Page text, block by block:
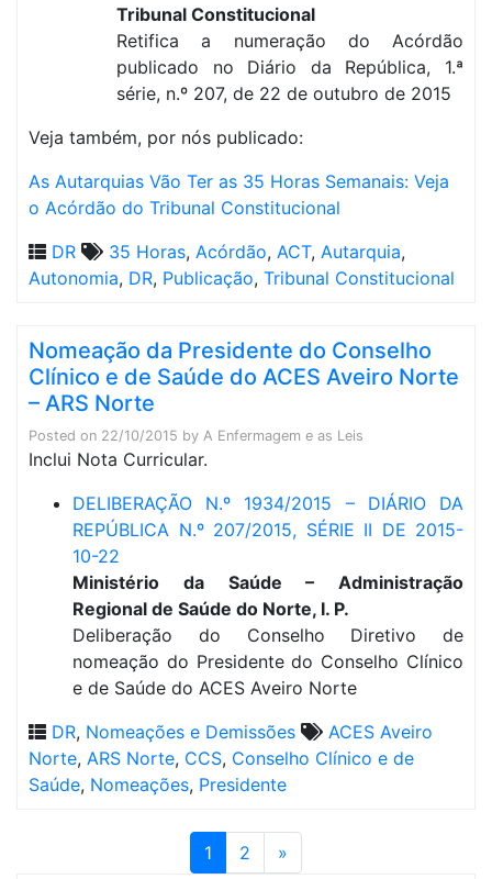
Tribunal Constitucional
Retifica a numeração do Acórdão
publicado no Diário da República, 1.ª
série, n.º 207, de 22 de outubro de 2015
Veja também, por nós publicado:
As Autarquias Vão Ter as 35 Horas Semanais: Veja
o Acórdão do Tribunal Constitucional
DR
35 Horas, Acórdão, ACT, Autarquia,
Autonomia, DR, Publicação, Tribunal Constitucional
Nomeação da Presidente do Conselho
Clínico e de Saúde do ACES Aveiro Norte
– ARS Norte
Posted on 22/10/2015 by A Enfermagem e as Leis
Inclui Nota Curricular.
DELIBERAÇÃO N.º 1934/2015 – DIÁRIO DA
REPÚBLICA N.º 207/2015, SÉRIE II DE 2015-
10-22
Ministério da Saúde – Administração
Regional de Saúde do Norte, I. P.
Deliberação do Conselho Diretivo de
nomeação do Presidente do Conselho Clínico
e de Saúde do ACES Aveiro Norte
DR, Nomeações e Demissões
ACES Aveiro
Norte, ARS Norte, CCS, Conselho Clínico e de
Saúde, Nomeações, Presidente
1 2 »